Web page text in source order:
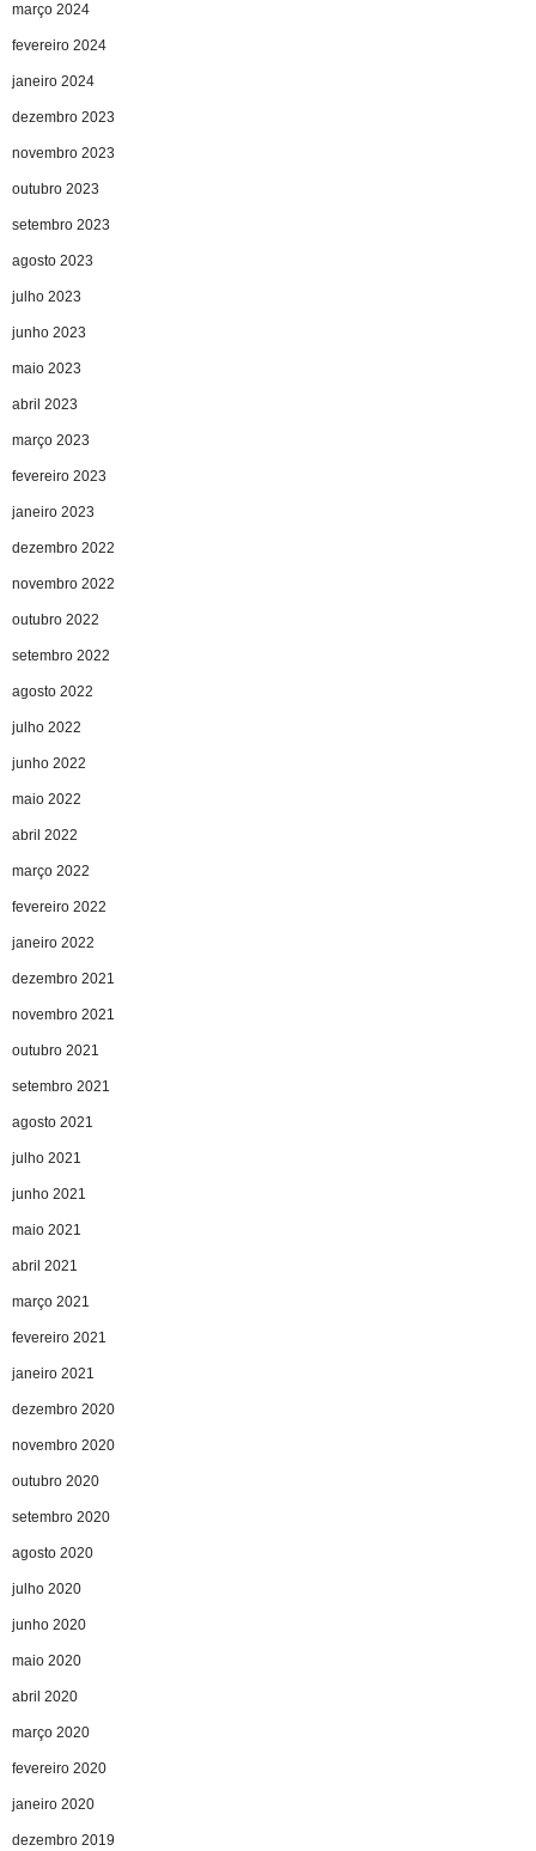
março 2024
fevereiro 2024
janeiro 2024
dezembro 2023
novembro 2023
outubro 2023
setembro 2023
agosto 2023
julho 2023
junho 2023
maio 2023
abril 2023
março 2023
fevereiro 2023
janeiro 2023
dezembro 2022
novembro 2022
outubro 2022
setembro 2022
agosto 2022
julho 2022
junho 2022
maio 2022
abril 2022
março 2022
fevereiro 2022
janeiro 2022
dezembro 2021
novembro 2021
outubro 2021
setembro 2021
agosto 2021
julho 2021
junho 2021
maio 2021
abril 2021
março 2021
fevereiro 2021
janeiro 2021
dezembro 2020
novembro 2020
outubro 2020
setembro 2020
agosto 2020
julho 2020
junho 2020
maio 2020
abril 2020
março 2020
fevereiro 2020
janeiro 2020
dezembro 2019